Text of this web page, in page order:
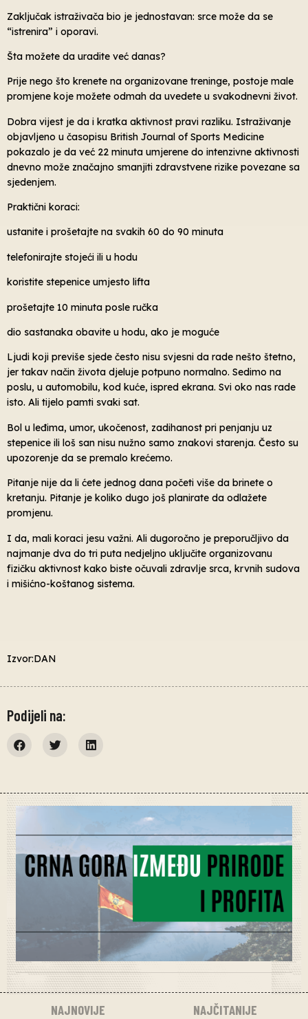
Zaključak istraživača bio je jednostavan: srce može da se
“istrenira” i oporavi.
Šta možete da uradite već danas?
Prije nego što krenete na organizovane treninge, postoje male
promjene koje možete odmah da uvedete u svakodnevni život.
Dobra vijest je da i kratka aktivnost pravi razliku. Istraživanje
objavljeno u časopisu British Journal of Sports Medicine
pokazalo je da već 22 minuta umjerene do intenzivne aktivnosti
dnevno može značajno smanjiti zdravstvene rizike povezane sa
sjedenjem.
Praktični koraci:
ustanite i prošetajte na svakih 60 do 90 minuta
telefonirajte stojeći ili u hodu
koristite stepenice umjesto lifta
prošetajte 10 minuta posle ručka
dio sastanaka obavite u hodu, ako je moguće
Ljudi koji previše sjede često nisu svjesni da rade nešto štetno,
jer takav način života djeluje potpuno normalno. Sedimo na
poslu, u automobilu, kod kuće, ispred ekrana. Svi oko nas rade
isto. Ali tijelo pamti svaki sat.
Bol u leđima, umor, ukočenost, zadihanost pri penjanju uz
stepenice ili loš san nisu nužno samo znakovi starenja. Često su
upozorenje da se premalo krećemo.
Pitanje nije da li ćete jednog dana početi više da brinete o
kretanju. Pitanje je koliko dugo još planirate da odlažete
promjenu.
I da, mali koraci jesu važni. Ali dugoročno je preporučljivo da
najmanje dva do tri puta nedjeljno uključite organizovanu
fizičku aktivnost kako biste očuvali zdravlje srca, krvnih sudova
i mišićno-koštanog sistema.
Izvor:DAN
Podijeli na:
NAJNOVIJE NAJČITANIJE